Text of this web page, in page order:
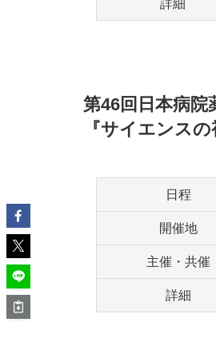
詳細
第46回日本病院
『サイエンス
日程
開催地
主催・共催
詳細